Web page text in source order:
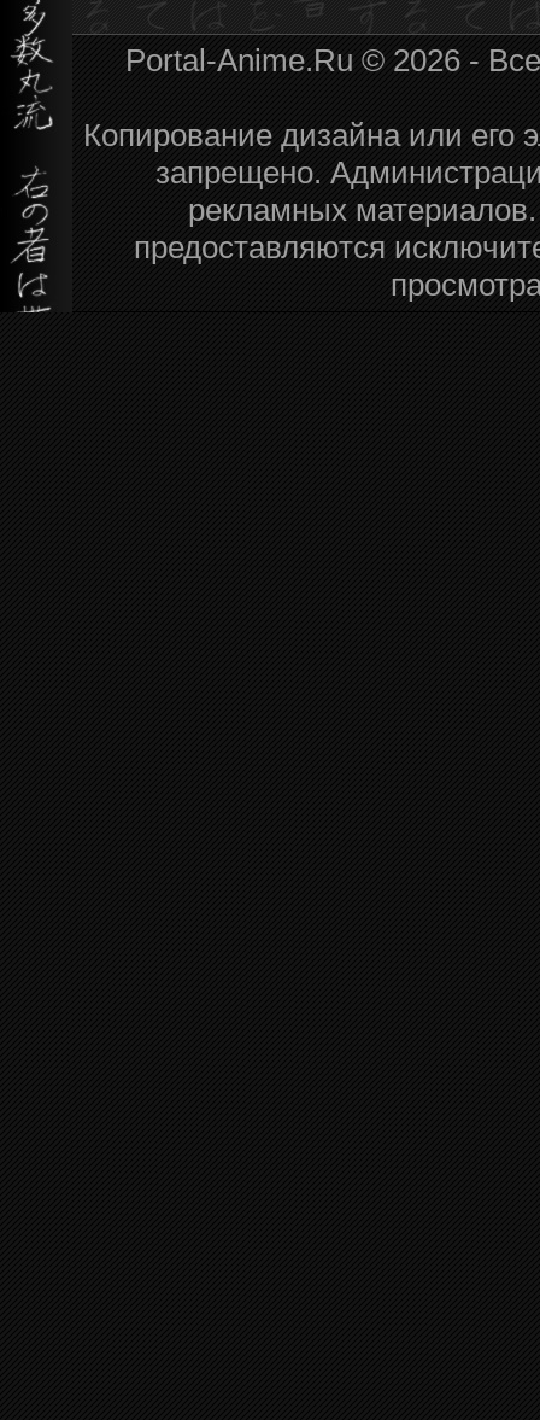
Portal-Anime.Ru © 2026 -
Копирование дизайна или его
запрещено.
рекламных
предоставляются